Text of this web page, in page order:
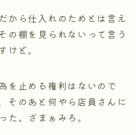
から仕入れのためとは言え
の棚を見られないって言う
けど。
を止める権利はないので
そのあと何やら店員さんに
た。ざまぁみろ。